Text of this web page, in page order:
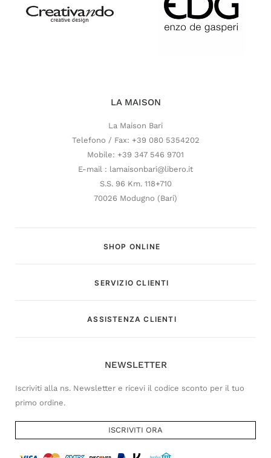
LA MAISON
La Maison Bari
Telefono / Fax: +39 080 5354202
Mobile: +39 347 546 9701
E-mail : lamaisonbari@libero.it
S.S. 96 Km. 118+710
70026 Modugno (Bari)
SHOP ONLINE
SERVIZIO CLIENTI
ASSISTENZA CLIENTI
NEWSLETTER
Iscriviti alla ns. Newsletter e ricevi il codice sconto per il tuo
primo ordine.
ISCRIVITI ORA
Customer Service